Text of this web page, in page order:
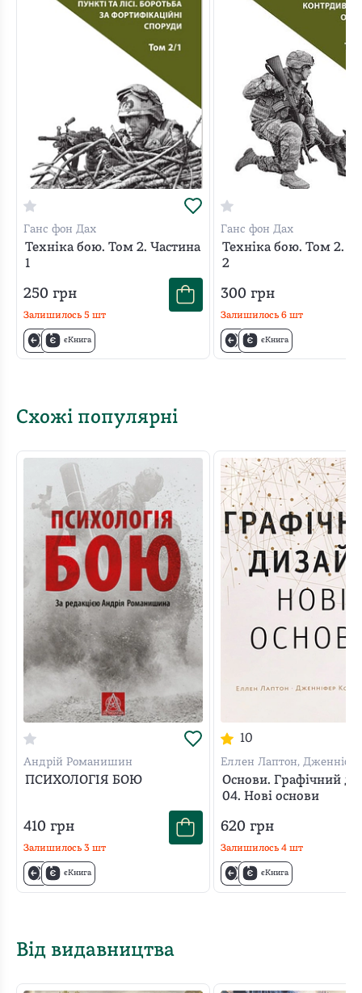
каральним заходам ворога тощо. Книга
проілюстрована чисельними малюнками автора, які,
зображаючи зразки бойових акцій та технік опору,
значно полегшують засвоєння матеріалу. УВАГА!
Книги містять дієві збройні, бойові та захисні техніки,
які, вочевидь, є небезпечними, а їх неправомірне
застосування може мати серйозні наслідки і призвести
до кримінального переслідування. Видання не слід
передавати до рук особам, які ще не досягли 18-
літнього віку
Ганс фон Дах
Техніка бою. Том 2. Частина
1
250 грн
Залишилось 5 шт
єКнига
Ганс фон Дах
Техніка бою. Том 2.
2
300грн
Залишилось 6шт
єКнига
Схожі популярні
Андрій Романишин
ПСИХОЛОГІЯ БОЮ
410 грн
Залишилось 3 шт
єКнига
10
Еллен Лаптон,
Філліпс
Основи. Графічний
04. Нові основи
620грн
Залишилось 4шт
єКнига
Від видавництва